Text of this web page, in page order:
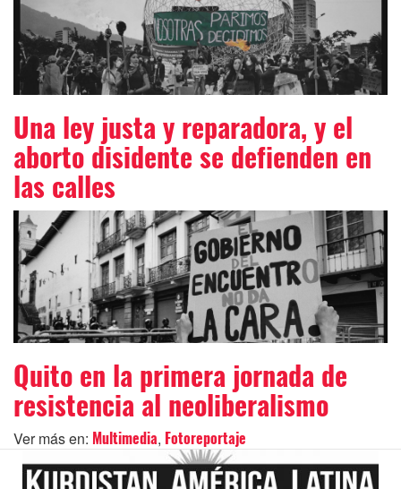
Una ley justa y reparadora, y el
aborto disidente se defienden en
las calles
Quito en la primera jornada de
resistencia al neoliberalismo
Ver más en: Multimedia, Fotoreportaje